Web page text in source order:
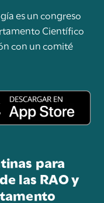
es un congreso
Científico
con un comité
para
las RAO y